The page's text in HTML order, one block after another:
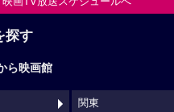
探す
ら映画館
関東